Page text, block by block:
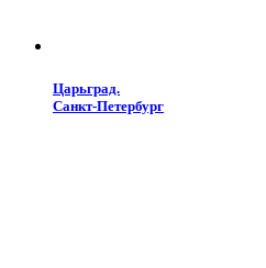
Царьград.
Санкт-Петербург